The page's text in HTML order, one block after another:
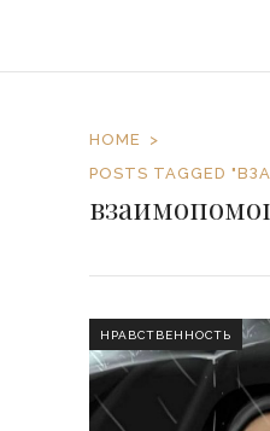
HOME
POSTS TAGGED
НРАВСТВЕННОСТЬ